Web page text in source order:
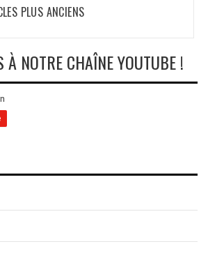
PLUS ANCIENS
À NOTRE CHAÎNE YOUTUBE !